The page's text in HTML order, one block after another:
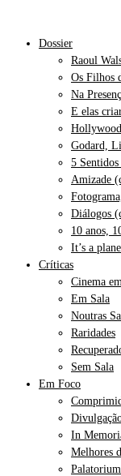
Dossier
Raoul
Os Filhos
Na
E elas
Godard,
5
Amizade
Diálogos
10 anos,
It’s a
Críticas
Cinema
Em Sala
Noutras
Raridades
Sem Sala
Em Foco
In
Melhores